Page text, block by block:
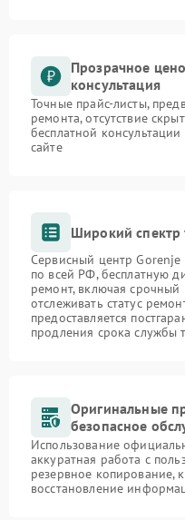
Прозрачное
консультация
Точные прайс-листы,
ремонта, отсутствие
бесплатной
сайте
Широкий спектр
Сервисный центр Gorenje
по всей РФ, бесплатную
ремонт, включая
отслеживать статус
предоставляется
продления срока службы
Оригинальные
безопасное
Использование
аккуратная работа с
резервное копирование,
восстановление